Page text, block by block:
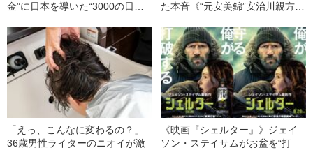
金”に日本を導いた“3000の日と
した３つの涙」
た本音《“元安美錦”安治川親方の
「えっ、こんなに変わるの？」
36歳男性ライターのニオイが激
《映画『シェルター』》ジェイ
ソン・ステイサムがお盆を“打